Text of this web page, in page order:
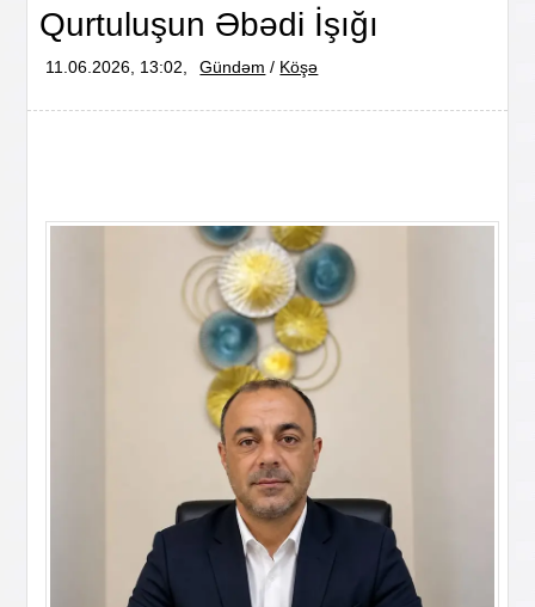
Qurtuluşun Əbədi İşığı
11.06.2026, 13:02, Gündəm / Köşə